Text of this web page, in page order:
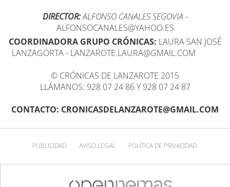
DIRECTOR:ALFONSO CANALES SEGOVIA -
ALFONSOCANALES@YAHOO.ES
COORDINADORA GRUPO CRÓNICAS: LAURA SAN JOSÉ
LANZAGORTA - LANZAROTE.LAURA@GMAIL.COM
© CRÓNICAS DE LANZAROTE 2015
LLÁMANOS: 928 07 24 86 Y 928 07 24 87
CONTACTO: CRONICASDELANZAROTE@GMAIL.COM
PUBLICIDAD AVISO LEGAL POLÍTICA DE PRIVACIDAD